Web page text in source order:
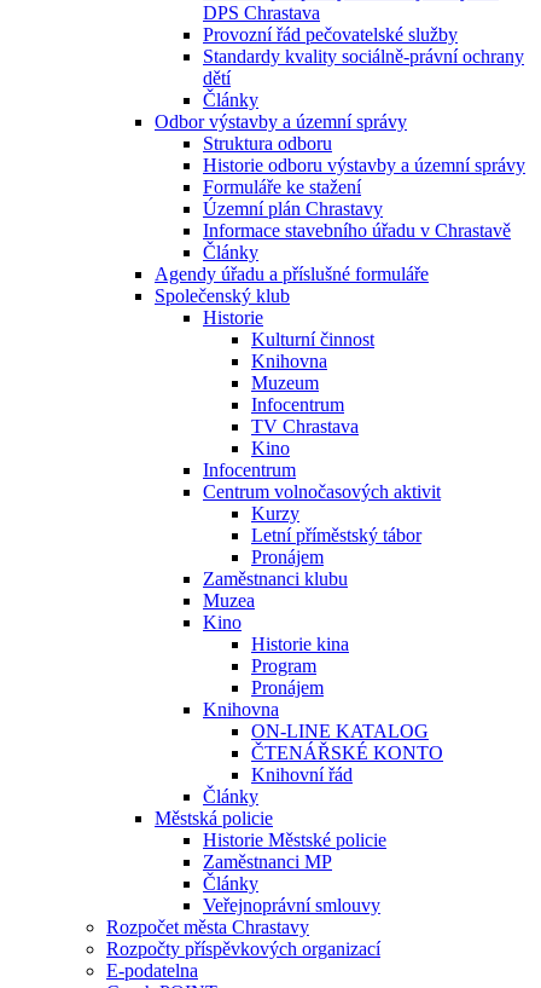
DPS Chrastava
Provozní řád pečovatelské služby
Standardy kvality sociálně-právní ochrany
dětí
Články
Odbor výstavby a územní správy
Struktura odboru
Historie odboru výstavby a územní správy
Formuláře ke stažení
Územní plán Chrastavy
Informace stavebního úřadu v Chrastavě
Články
Agendy úřadu a příslušné formuláře
Společenský klub
Historie
Kulturní činnost
Knihovna
Muzeum
Infocentrum
TV Chrastava
Kino
Infocentrum
Centrum volnočasových aktivit
Kurzy
Letní příměstský tábor
Pronájem
Zaměstnanci klubu
Muzea
Kino
Historie kina
Program
Pronájem
Knihovna
ON-LINE KATALOG
ČTENÁŘSKÉ KONTO
Knihovní řád
Články
Městská policie
Historie Městské policie
Zaměstnanci MP
Články
Veřejnoprávní smlouvy
Rozpočet města Chrastavy
Rozpočty příspěvkových organizací
E-podatelna